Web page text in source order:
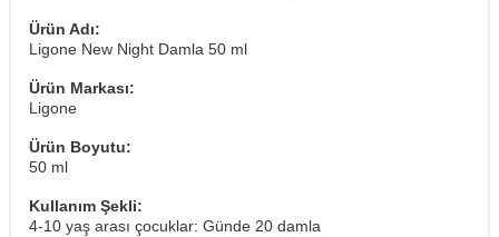
Ürün Adı:
Ligone New Night Damla 50 ml
Ürün Markası:
Ligone
Ürün Boyutu:
50 ml
Kullanım Şekli:
4-10 yaş arası çocuklar: Günde 20 damla